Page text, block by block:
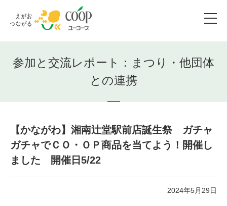
参加と交流レポート：まつり・他団体
との連携
【かながわ】湘南辻堂駅前店誕生祭 ガチャ
ガチャでＣＯ・ＯＰ商品を当てよう！開催し
ました 開催日5/22
2024年5月29日